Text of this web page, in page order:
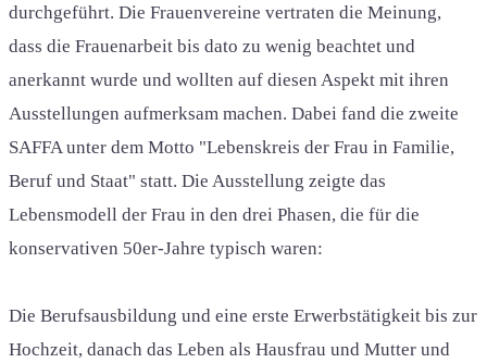
durchgeführt. Die Frauenvereine vertraten die Meinung,
dass die Frauenarbeit bis dato zu wenig beachtet und
anerkannt wurde und wollten auf diesen Aspekt mit ihren
Ausstellungen aufmerksam machen. Dabei fand die zweite
SAFFA unter dem Motto "Lebenskreis der Frau in Familie,
Beruf und Staat" statt. Die Ausstellung zeigte das
Lebensmodell der Frau in den drei Phasen, die für die
konservativen 50er-Jahre typisch waren:
Die Berufsausbildung und eine erste Erwerbstätigkeit bis zur
Hochzeit, danach das Leben als Hausfrau und Mutter und